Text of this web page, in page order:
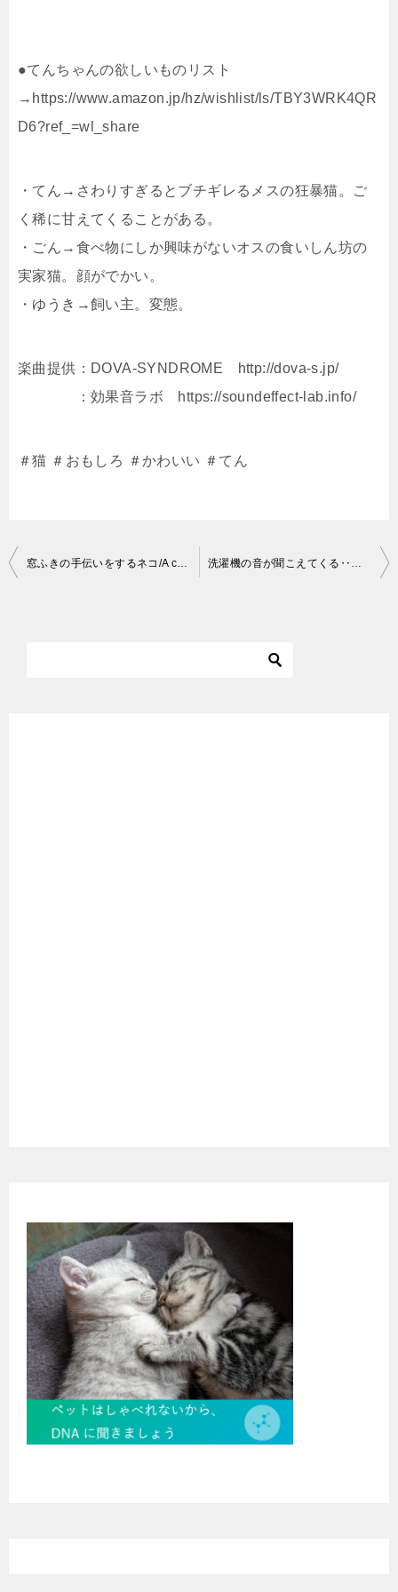
●てんちゃんの欲しいものリスト
→https://www.amazon.jp/hz/wishlist/ls/TBY3WRK4QR
D6?ref_=wl_share
・てん→さわりすぎるとブチギレるメスの狂暴猫。ご
く稀に甘えてくることがある。
・ごん→食べ物にしか興味がないオスの食いしん坊の
実家猫。顔がでかい。
・ゆうき→飼い主。変態。
楽曲提供：DOVA-SYNDROME http://dova-s.jp/
：効果音ラボ https://soundeffect-lab.info/
＃猫 ＃おもしろ ＃かわいい ＃てん
投
窓ふきの手伝いをするネコ/A cat helping to wipe the window．/20210421 洗濯機の音が聞こえてくる‥と言う事は！！